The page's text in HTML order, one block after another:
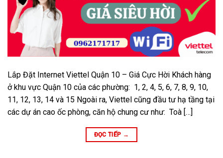
Lắp Đặt Internet Viettel Quận 10 – Giá Cực Hời Khách hàng
ở khu vực Quận 10 của các phường: 1, 2, 4, 5, 6, 7, 8, 9, 10,
11, 12, 13, 14 và 15 Ngoài ra, Viettel cũng đầu tư hạ tầng tại
các dự án cao ốc phòng, căn hộ chung cư như: Toà […]
ĐỌC TIẾP →